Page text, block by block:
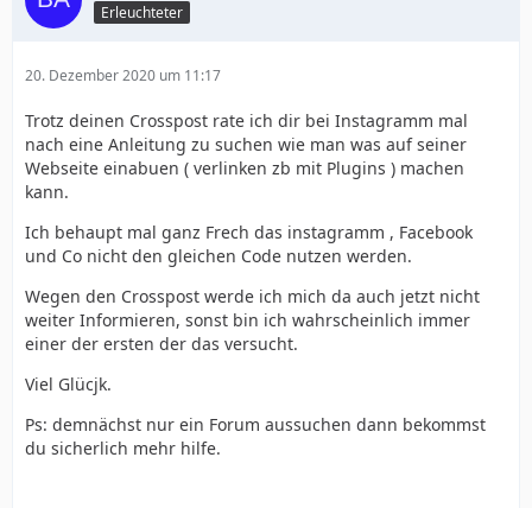
Erleuchteter
20. Dezember 2020 um 11:17
Trotz deinen Crosspost rate ich dir bei Instagramm mal
nach eine Anleitung zu suchen wie man was auf seiner
Webseite einabuen ( verlinken zb mit Plugins ) machen
kann.
Ich behaupt mal ganz Frech das instagramm , Facebook
und Co nicht den gleichen Code nutzen werden.
Wegen den Crosspost werde ich mich da auch jetzt nicht
weiter Informieren, sonst bin ich wahrscheinlich immer
einer der ersten der das versucht.
Viel Glücjk.
Ps: demnächst nur ein Forum aussuchen dann bekommst
du sicherlich mehr hilfe.